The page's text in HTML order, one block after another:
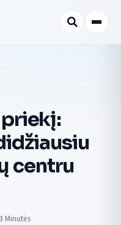
centru
Minutės